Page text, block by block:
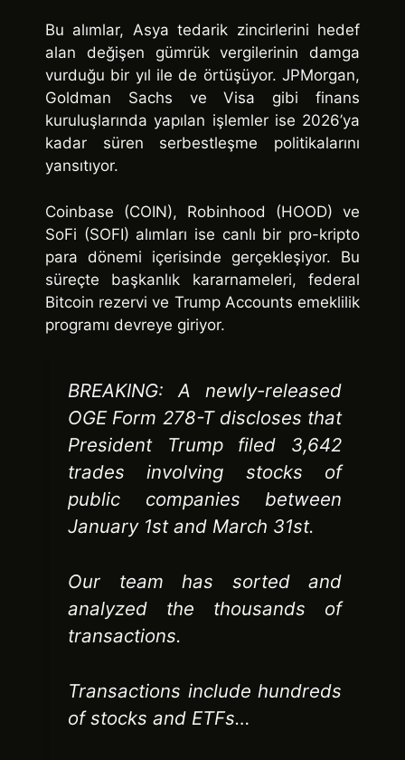
Bu alımlar, Asya tedarik zincirlerini hedef
alan değişen gümrük vergilerinin damga
vurduğu bir yıl ile de örtüşüyor. JPMorgan,
Goldman Sachs ve Visa gibi finans
kuruluşlarında yapılan işlemler ise 2026’ya
kadar süren serbestleşme politikalarını
yansıtıyor.
Coinbase (COIN), Robinhood (HOOD) ve
SoFi (SOFI) alımları ise canlı bir pro-kripto
para dönemi içerisinde gerçekleşiyor. Bu
süreçte başkanlık kararnameleri, federal
Bitcoin rezervi ve Trump Accounts emeklilik
programı devreye giriyor.
BREAKING: A newly-released
OGE Form 278-T discloses that
President Trump filed 3,642
trades involving stocks of
public companies between
January 1st and March 31st.
Our team has sorted and
analyzed the thousands of
transactions.
Transactions include hundreds
of stocks and ETFs…